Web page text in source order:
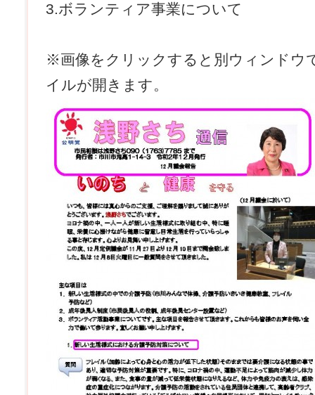
3.ボランティア事業について
※画像をクリックすると別ウィンドウ
イルが開きます。